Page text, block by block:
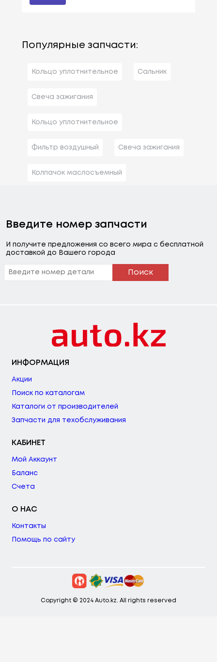
Популярные запчасти:
Кольцо уплотнительное Сальник
Свеча зажигания
Кольцо уплотнительное
Фильтр воздушный Свеча зажигания
Колпачок маслосъемный
Введите номер запчасти
И получите предложения со всего мира с бесплатной
доставкой до Вашего города
Поиск
ИНФОРМАЦИЯ
Акции
Поиск по каталогам
Каталоги от производителей
Запчасти для техобслуживания
КАБИНЕТ
Мой Аккаунт
Баланс
Счета
О НАС
Контакты
Помощь по сайту
Copyright © 2024 Auto.kz. All rights reserved